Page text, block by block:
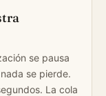
se pausa
se pierde.
La cola